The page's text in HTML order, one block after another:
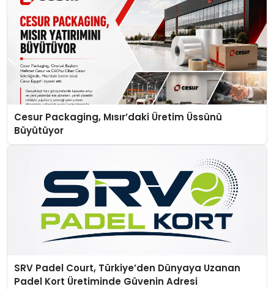
Cesur Packaging, Mısır’daki Üretim Üssünü
Büyütüyor
SRV Padel Court, Türkiye’den Dünyaya Uzanan
Padel Kort Üretiminde Güvenin Adresi